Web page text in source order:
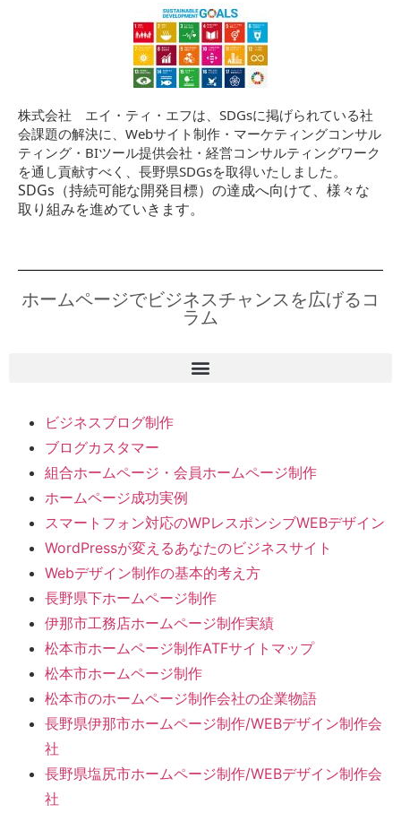
株式会社 エイ・ティ・エフは、SDGsに掲げられている社
会課題の解決に、Webサイト制作・マーケティングコンサル
ティング・BIツール提供会社・経営コンサルティングワーク
を通し貢献すべく、長野県SDGsを取得いたしました。
SDGs（持続可能な開発目標）の達成へ向けて、様々な
取り組みを進めていきます。
ホームページでビジネスチャンスを広げるコ
ラム
ビジネスブログ制作
ブログカスタマー
組合ホームページ・会員ホームページ制作
ホームページ成功実例
スマートフォン対応のWPレスポンシブWEBデザイン
WordPressが変えるあなたのビジネスサイト
Webデザイン制作の基本的考え方
長野県下ホームページ制作
伊那市工務店ホームページ制作実績
松本市ホームページ制作ATFサイトマップ
松本市ホームページ制作
松本市のホームページ制作会社の企業物語
長野県伊那市ホームページ制作/WEBデザイン制作会
社
長野県塩尻市ホームページ制作/WEBデザイン制作会
社